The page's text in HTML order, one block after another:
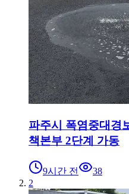
파주시 폭염중대경
책본부 2단계 가동
9시간 전
38
2